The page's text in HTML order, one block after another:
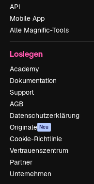
API
Mobile App
Alle Magnific-Tools
Loslegen
Academy
Dokumentation
Support
AGB
Datenschutzerklärung
Originale Neu
Cookie-Richtlinie
Vertrauenszentrum
Partner
Unternehmen